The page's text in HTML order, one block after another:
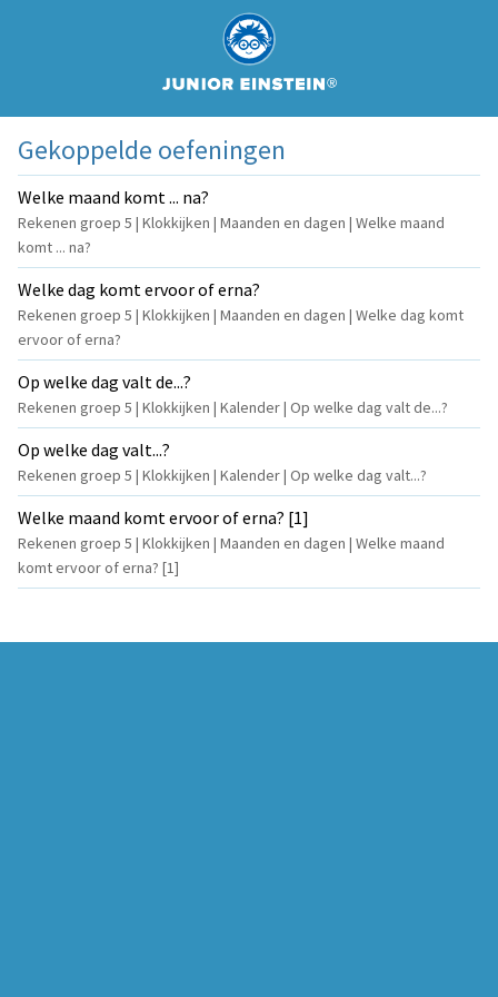
Gekoppelde oefeningen
Welke maand komt ... na?
Rekenen groep 5 | Klokkijken | Maanden en dagen | Welke maand
komt ... na?
Welke dag komt ervoor of erna?
Rekenen groep 5 | Klokkijken | Maanden en dagen | Welke dag komt
ervoor of erna?
Op welke dag valt de...?
Rekenen groep 5 | Klokkijken | Kalender | Op welke dag valt de...?
Op welke dag valt...?
Rekenen groep 5 | Klokkijken | Kalender | Op welke dag valt...?
Welke maand komt ervoor of erna? [1]
Rekenen groep 5 | Klokkijken | Maanden en dagen | Welke maand
komt ervoor of erna? [1]